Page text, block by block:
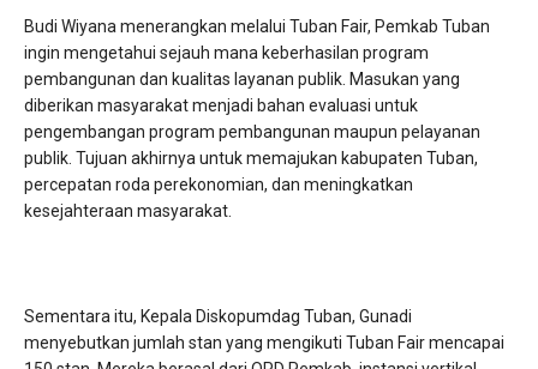
Budi Wiyana menerangkan melalui Tuban Fair, Pemkab Tuban
ingin mengetahui sejauh mana keberhasilan program
pembangunan dan kualitas layanan publik. Masukan yang
diberikan masyarakat menjadi bahan evaluasi untuk
pengembangan program pembangunan maupun pelayanan
publik. Tujuan akhirnya untuk memajukan kabupaten Tuban,
percepatan roda perekonomian, dan meningkatkan
kesejahteraan masyarakat.
Sementara itu, Kepala Diskopumdag Tuban, Gunadi
menyebutkan jumlah stan yang mengikuti Tuban Fair mencapai